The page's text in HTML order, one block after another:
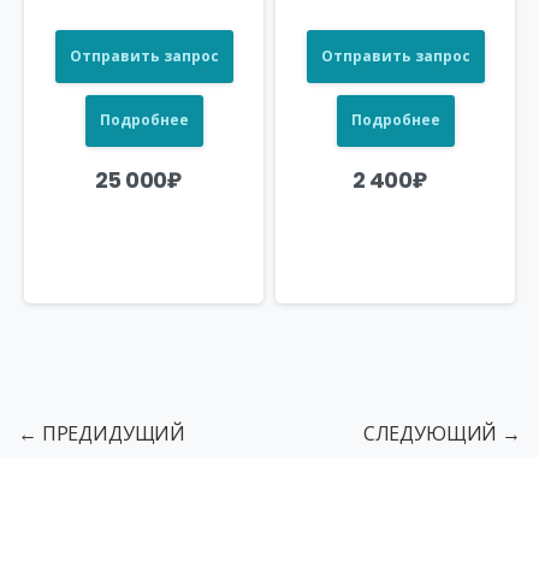
Отправить запрос
Подробнее
25 000₽
Отправить запрос
Подробнее
2 400₽
← ПРЕДИДУЩИЙ СЛЕДУЮЩИЙ →